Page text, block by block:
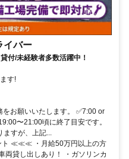
イバー
付/未経験者多数活躍中！
ます!
お願いいたします。 ✅7:00 or
〜21:00頃に終了目安です。
ますが、上記...
≪≪≪ ・月給50万円以上の方
両貸し出しあり！ ・ガソリンカ